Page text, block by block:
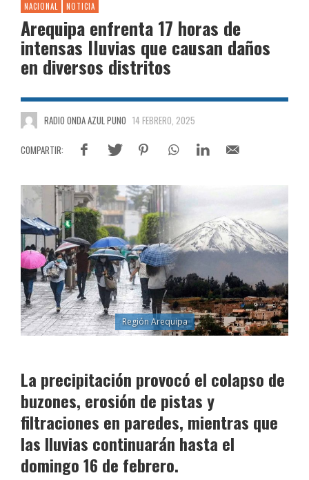
NACIONAL NOTICIA
Arequipa enfrenta 17 horas de
intensas lluvias que causan daños
en diversos distritos
RADIO ONDA AZUL PUNO 14 FEBRERO, 2025
Región Arequipa
La precipitación provocó el colapso de
buzones, erosión de pistas y
filtraciones en paredes, mientras que
las lluvias continuarán hasta el
domingo 16 de febrero.